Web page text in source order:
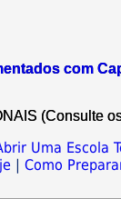
com
(Consulte
Uma Escola
|Como